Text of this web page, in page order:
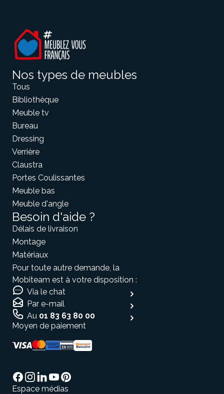
Nos types de meubles
Tous
Bibliothèque
Meuble tv
Bureau
Dressing
Verrière
Claustra
Portes Coulissantes
Meuble bas
Meuble d'angle
Besoin d'aide ?
Délais de livraison
Montage
Matériaux
Pour toute autre demande, la
Mobiteam est à votre disposition :
Via le chat
Par e-mail
Au 01 83 63 80 00
Moyen de paiement
Espace médias